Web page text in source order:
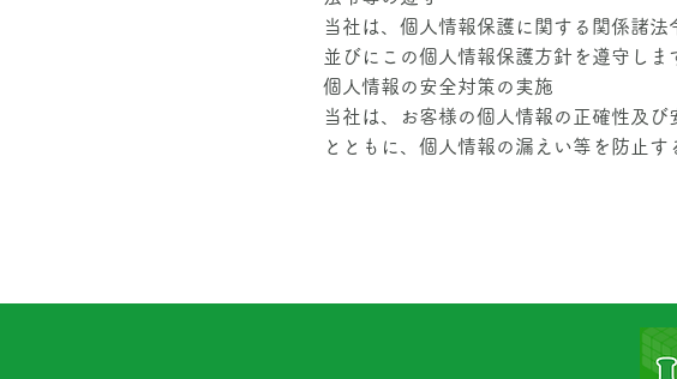
当社は、個人情報保護に関する関係諸
並びにこの個人情報保護方針を遵守しま
個人情報の安全対策の実施
当社は、お客様の個人情報の正確性及
とともに、個人情報の漏えい等を防止